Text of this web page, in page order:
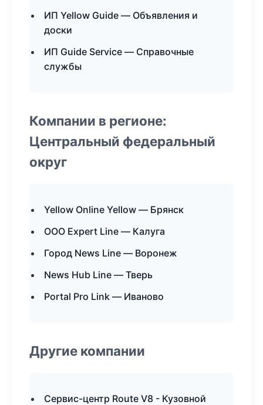
ИП Yellow Guide — Объявления и
доски
ИП Guide Service — Справочные
службы
Компании в регионе:
Центральный федеральный
округ
Yellow Online Yellow — Брянск
ООО Expert Line — Калуга
Город News Line — Воронеж
News Hub Line — Тверь
Portal Pro Link — Иваново
Другие компании
Сервис-центр Route V8 - Кузовной